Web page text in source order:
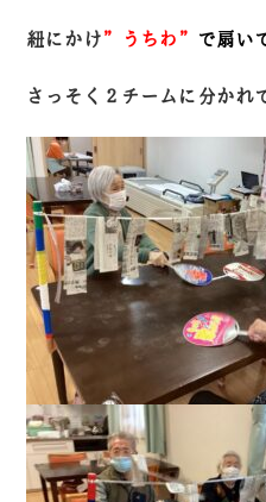
紐にかけ”うちわ” で扇い
さっそく２チームに分かれ